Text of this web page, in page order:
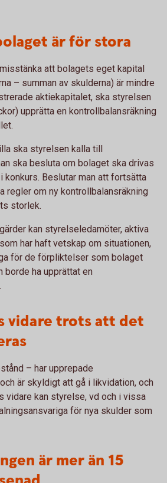
är för stora
att bolagets eget kapital
– summan av skulderna) är mindre
aktiekapitalet, ska styrelsen
upprätta en kontrollbalansräkning
ska styrelsen kalla till
ska besluta om bolaget ska drivas
Beslutar man att fortsätta
regler om ny kontrollbalansräkning
storlek.
kan styrelseledamöter, aktiva
har haft vetskap om situationen,
för de förpliktelser som bolaget
borde ha upprättat en
vidare trots att det
– har upprepade
är skyldigt att gå i likvidation, och
vidare kan styrelse, vd och i vissa
för nya skulder som
är mer än 15